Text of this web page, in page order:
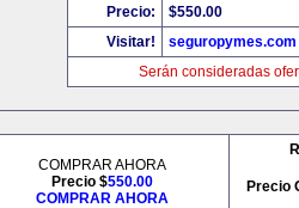
Precio:
$550.00
Visitar!
seguropymes.com
Serán consideradas
COMPRAR AHORA
Precio $550.00
COMPRAR AHORA
Precio